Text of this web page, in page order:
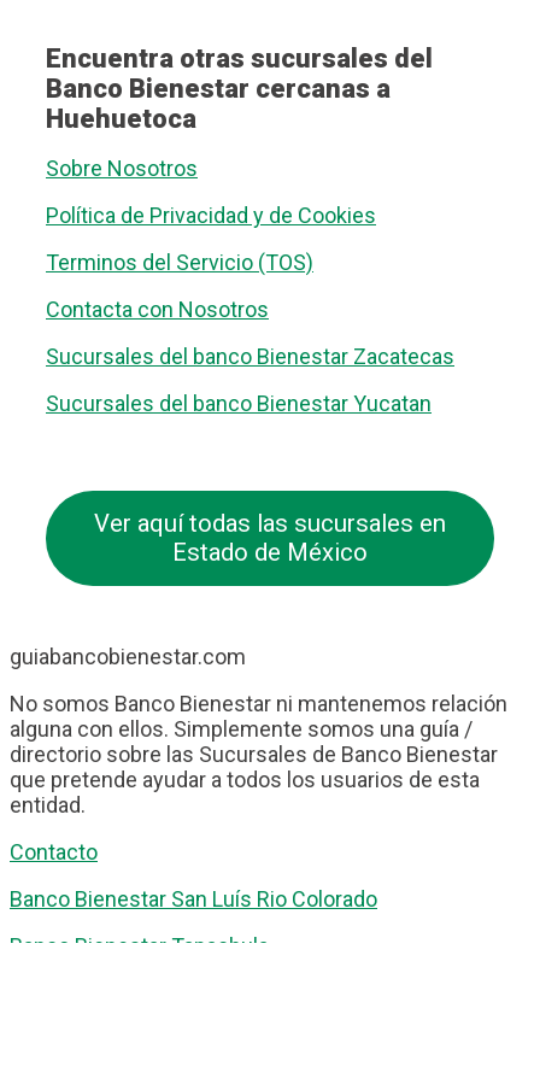
Encuentra otras sucursales del
Banco Bienestar cercanas a
Huehuetoca
Sobre Nosotros
Política de Privacidad y de Cookies
Terminos del Servicio (TOS)
Contacta con Nosotros
Sucursales del banco Bienestar Zacatecas
Sucursales del banco Bienestar Yucatan
Ver aquí todas las sucursales en
Estado de México
guiabancobienestar.com
No somos Banco Bienestar ni mantenemos relación
alguna con ellos. Simplemente somos una guía /
directorio sobre las Sucursales de Banco Bienestar
que pretende ayudar a todos los usuarios de esta
entidad.
Contacto
Banco Bienestar San Luís Rio Colorado
Banco Bienestar Tapachula